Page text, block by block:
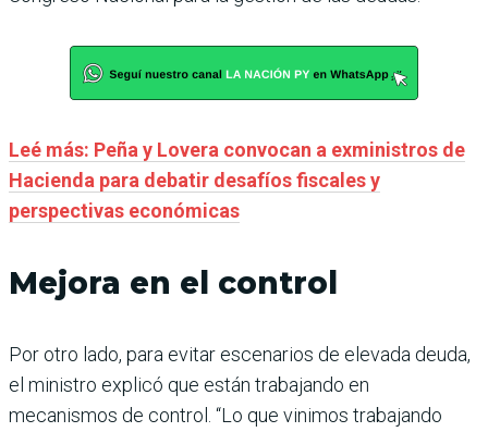
Leé más: Peña y Lovera convocan a exministros de
Hacienda para debatir desafíos fiscales y
perspectivas económicas
Mejora en el control
Por otro lado, para evitar escenarios de elevada deuda,
el ministro explicó que están trabajando en
mecanismos de control. “Lo que vinimos trabajando